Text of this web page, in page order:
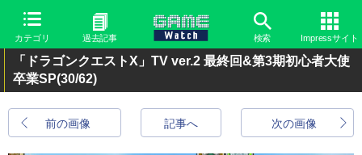
カテゴリ 過去記事 検索 Impressサイト
「ドラゴンクエストX」TV ver.2 最終回&第3期初心者大使
卒業SP(30/62)
前の画像 次の画像
記事へ